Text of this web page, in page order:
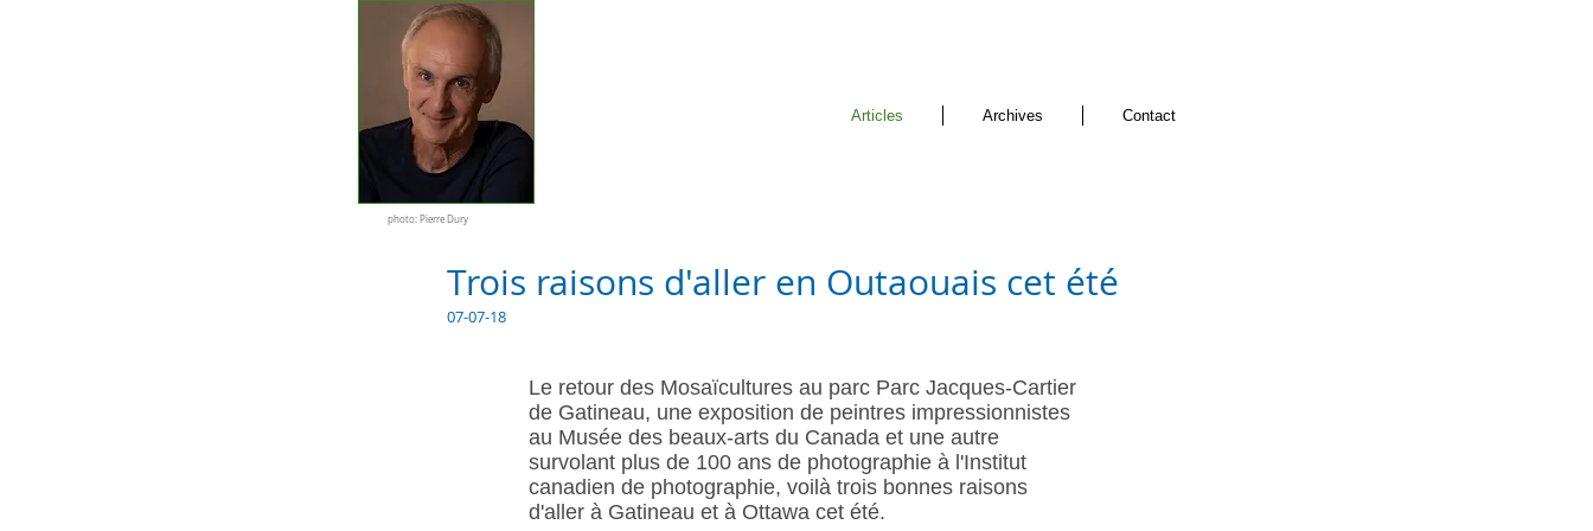
Articles Archives Contact
photo: Pierre Dury
Trois raisons d'aller en Outaouais cet été
07-07-18
Le retour des Mosaïcultures au parc Parc Jacques-Cartier
de Gatineau, une exposition de peintres impressionnistes
au Musée des beaux-arts du Canada et une autre
survolant plus de 100 ans de photographie à l'Institut
canadien de photographie, voilà trois bonnes raisons
d'aller à Gatineau et à Ottawa cet été.